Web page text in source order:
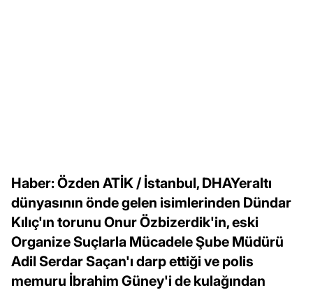
Haber: Özden ATİK / İstanbul, DHAYeraltı
dünyasının önde gelen isimlerinden Dündar
Kılıç'ın torunu Onur Özbizerdik'in, eski
Organize Suçlarla Mücadele Şube Müdürü
Adil Serdar Saçan'ı darp ettiği ve polis
memuru İbrahim Güney'i de kulağından